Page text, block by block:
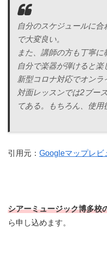
自分のスケジュールに
で大変良い。
また、講師の方も丁寧に
自分で楽器が弾けると楽
新型コロナ対応でオンラ
対面レッスンでは2ブー
てある。もちろん、使用
引用元： Googleマップレビ
シアーミュージック博多校
ら申し込めます。